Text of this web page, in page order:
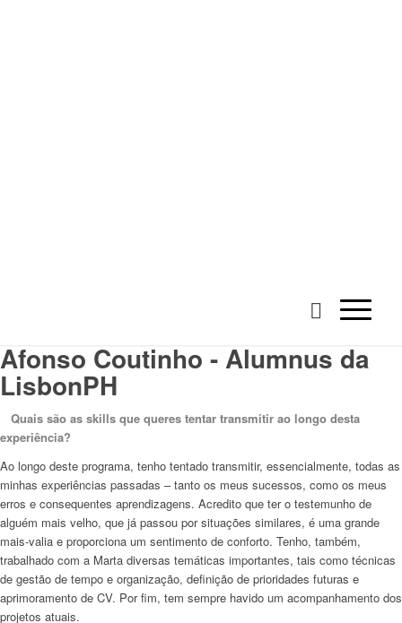
Afonso Coutinho - Alumnus da
LisbonPH
Quais são as skills que queres tentar transmitir ao longo desta
experiência?
Ao longo deste programa, tenho tentado transmitir, essencialmente, todas as
minhas experiências passadas – tanto os meus sucessos, como os meus
erros e consequentes aprendizagens. Acredito que ter o testemunho de
alguém mais velho, que já passou por situações similares, é uma grande
mais-valia e proporciona um sentimento de conforto. Tenho, também,
trabalhado com a Marta diversas temáticas importantes, tais como técnicas
de gestão de tempo e organização, definição de prioridades futuras e
aprimoramento de CV. Por fim, tem sempre havido um acompanhamento dos
projetos atuais.